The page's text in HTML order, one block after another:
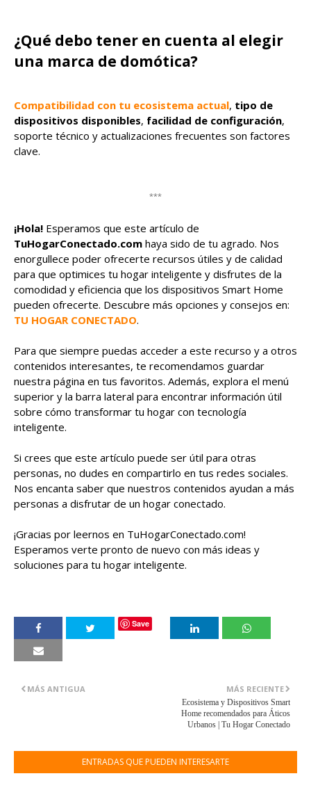
¿Qué debo tener en cuenta al elegir
una marca de domótica?
Compatibilidad con tu ecosistema actual, tipo de
dispositivos disponibles, facilidad de configuración,
soporte técnico y actualizaciones frecuentes son factores
clave.
***
¡Hola! Esperamos que este artículo de
TuHogarConectado.com haya sido de tu agrado. Nos
enorgullece poder ofrecerte recursos útiles y de calidad
para que optimices tu hogar inteligente y disfrutes de la
comodidad y eficiencia que los dispositivos Smart Home
pueden ofrecerte. Descubre más opciones y consejos en:
TU HOGAR CONECTADO.
Para que siempre puedas acceder a este recurso y a otros
contenidos interesantes, te recomendamos guardar
nuestra página en tus favoritos. Además, explora el menú
superior y la barra lateral para encontrar información útil
sobre cómo transformar tu hogar con tecnología
inteligente.
Si crees que este artículo puede ser útil para otras
personas, no dudes en compartirlo en tus redes sociales.
Nos encanta saber que nuestros contenidos ayudan a más
personas a disfrutar de un hogar conectado.
¡Gracias por leernos en TuHogarConectado.com!
Esperamos verte pronto de nuevo con más ideas y
soluciones para tu hogar inteligente.
Save
MÁS RECIENTE
Ecosistema y Dispositivos Smart
Home recomendados para Áticos
Urbanos | Tu Hogar Conectado
MÁS ANTIGUA
ENTRADAS QUE PUEDEN INTERESARTE